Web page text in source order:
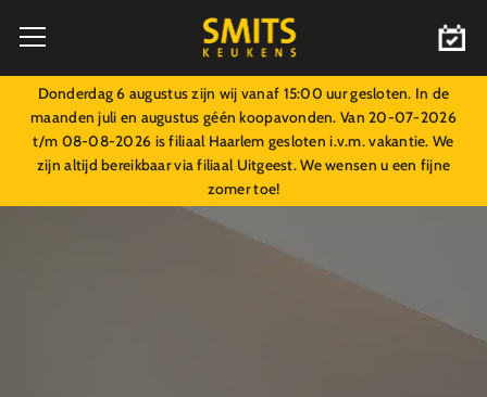
Donderdag 6 augustus zijn wij vanaf 15:00 uur gesloten. In de
maanden juli en augustus géén koopavonden. Van 20-07-2026
t/m 08-08-2026 is filiaal Haarlem gesloten i.v.m. vakantie. We
zijn altijd bereikbaar via filiaal Uitgeest. We wensen u een fijne
zomer toe!